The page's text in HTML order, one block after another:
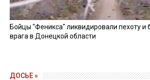
Бойцы "Феникса" ликвидировали пехоту и
врага в Донецкой области
ДОСЬЕ »